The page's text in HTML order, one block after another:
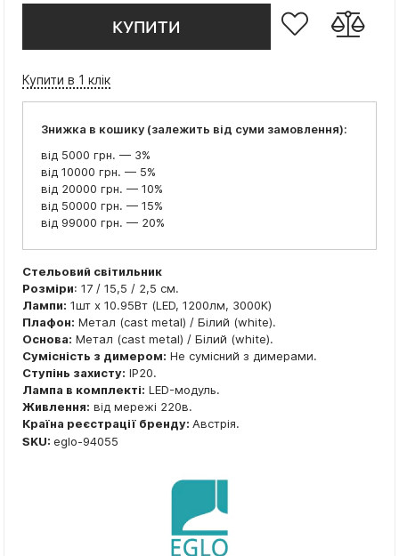
КУПИТИ
Купити в 1 клік
Знижка в кошику (залежить від суми замовлення):
від 5000 грн. — 3%
від 10000 грн. — 5%
від 20000 грн. — 10%
від 50000 грн. — 15%
від 99000 грн. — 20%
Стельовий світильник
Розміри: 17 / 15,5 / 2,5 см.
Лампи: 1шт x 10.95Вт (LED, 1200лм, 3000K)
Плафон: Метал (cast metal) / Білий (white).
Основа: Метал (cast metal) / Білий (white).
Сумісність з димером: Не сумісний з димерами.
Ступінь захисту: IP20.
Лампа в комплекті: LED-модуль.
Живлення: від мережі 220в.
Країна реєстрації бренду: Австрія.
SKU: eglo-94055